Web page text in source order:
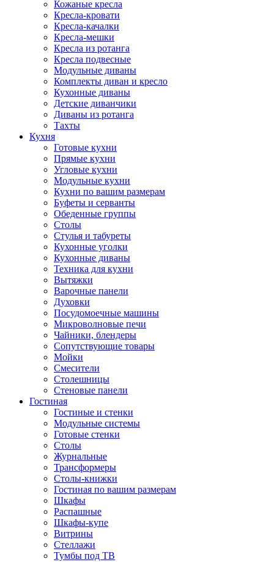
Кожаные кресла
Кресла-кровати
Кресла-качалки
Кресла-мешки
Кресла из ротанга
Кресла подвесные
Модульные диваны
Комплекты диван и кресло
Кухонные диваны
Детские диванчики
Диваны из ротанга
Тахты
Кухня
Готовые кухни
Прямые кухни
Угловые кухни
Модульные кухни
Кухни по вашим размерам
Буфеты и серванты
Обеденные группы
Столы
Стулья и табуреты
Кухонные уголки
Кухонные диваны
Техника для кухни
Вытяжки
Варочные панели
Духовки
Посудомоечные машины
Микроволновые печи
Чайники, блендеры
Сопутствующие товары
Мойки
Смесители
Столешницы
Стеновые панели
Гостиная
Гостиные и стенки
Модульные системы
Готовые стенки
Столы
Журнальные
Трансформеры
Столы-книжки
Гостиная по вашим размерам
Шкафы
Распашные
Шкафы-купе
Витрины
Стеллажи
Тумбы под ТВ